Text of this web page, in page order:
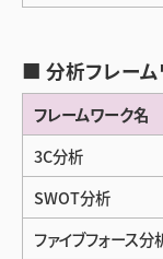
■ 分析フレーム
フレームワーク名
3C分析
SWOT分析
ファイブフォース分